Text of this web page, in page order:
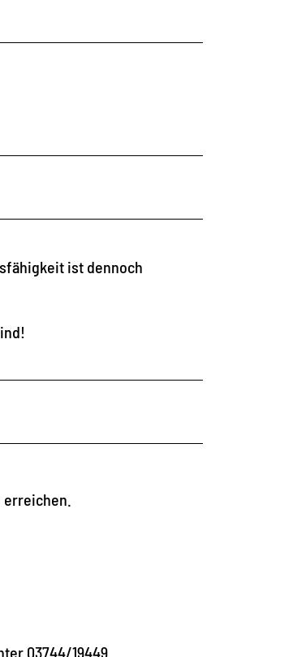
ist dennoch
erreichen.
03744/19449.